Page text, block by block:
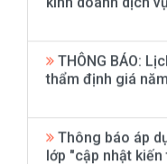
THÔNG BÁO:
thẩm định giá
lớp "cập nhật